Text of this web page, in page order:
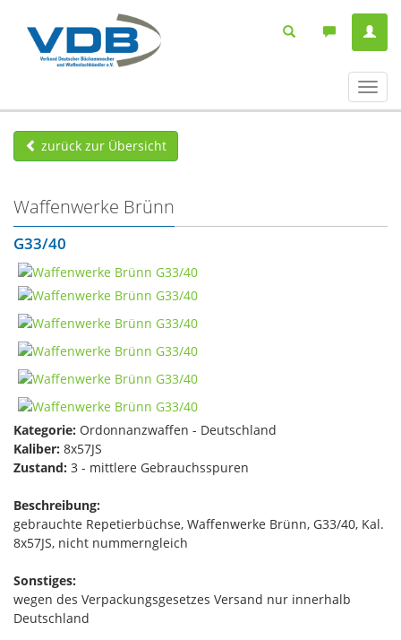
ein-/
zurück zur Übersicht
Waffenwerke Brünn
G33/40
Kategorie: Ordonnanzwaffen - Deutschland
Kaliber: 8x57JS
Zustand: 3 - mittlere Gebrauchsspuren
Beschreibung:
gebrauchte Repetierbüchse, Waffenwerke Brünn, G33/40, Kal.
8x57JS, nicht nummerngleich
Sonstiges:
wegen des Verpackungsgesetzes Versand nur innerhalb
Deutschland